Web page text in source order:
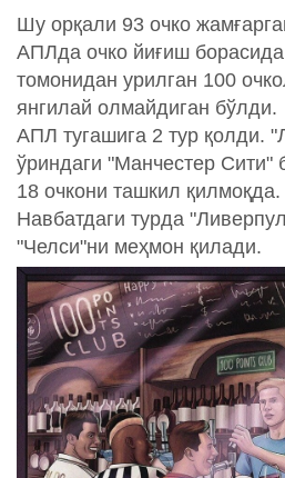
Шу орқали 93 очко
АПЛда очко йиғиш
томонидан урилган 100
янгилай олмайдиган бўлди.
АПЛ тугашига 2 тур қолди.
ўриндаги "Манчестер Сити"
18 очкони ташкил қилмоқда.
Навбатдаги турда
"Челси"ни меҳмон қилади.